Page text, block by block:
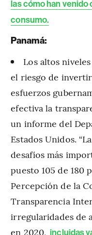
las cómo han
consumo.
Panamá:
Los altos
el riesgo de
esfuerzos
efectiva la
un informe del
Estados Unidos.
desafíos más
puesto 105 de 180
Percepción de la
Transparencia
irregularidades de
en 2020, incluidas